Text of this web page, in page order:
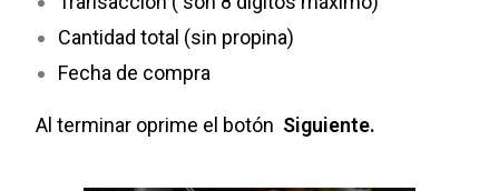
Cantidad total (sin propina)
Fecha de compra
Al terminar oprime el botón Siguiente.